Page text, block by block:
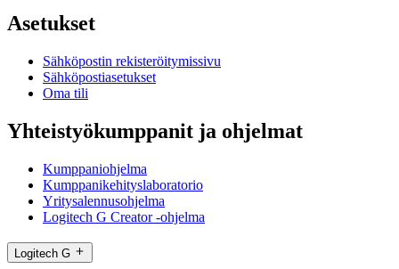
Asetukset
Sähköpostin rekisteröitymissivu
Sähköpostiasetukset
Oma tili
Yhteistyökumppanit ja ohjelmat
Kumppaniohjelma
Kumppanikehityslaboratorio
Yritysalennusohjelma
Logitech G Creator -ohjelma
Logitech G